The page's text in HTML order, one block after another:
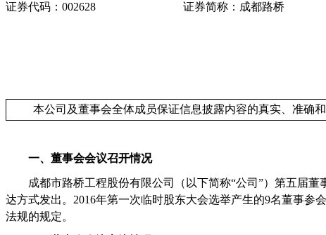
证券代码： 002628 证券简称：成都路桥
本公司及董事会全体成员保证信息披露内容的真实、准确
一、董事会会议召开情况
成都市路桥工程股份有限公司（以下简称“公司 ”）第五届董
达方式发出。 2016年第一次临时股东大会选举产生的9名董事参
法规的规定。